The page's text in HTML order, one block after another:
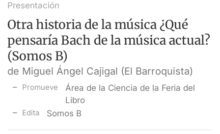
Presentación
Otra historia de la música ¿Qué
pensaría Bach de la música actual?
(Somos B)
de Miguel Ángel Cajigal (El Barroquista)
Promueve
Área de la Ciencia de la Feria del
Libro
Edita Somos B